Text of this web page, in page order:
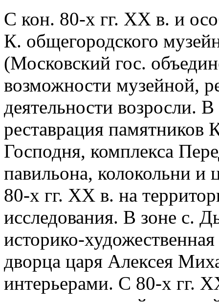
С кон. 80-х гг. XX в. и
К. общегородского
(Московский гос.
возможности музейной,
деятельности возросли.
реставрация памятников
Господня, комплекса
павильона, колокольни
80-х гг. XX в. на
исследования. В зоне с.
историко-
дворца царя Алексея
интерьерами. С 80-х гг.